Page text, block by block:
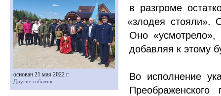
в разгроме
«злодея стояли».
Оно «
добавляя к этому
Во исполнение
основан 21 мая 2022 г.
Другие события